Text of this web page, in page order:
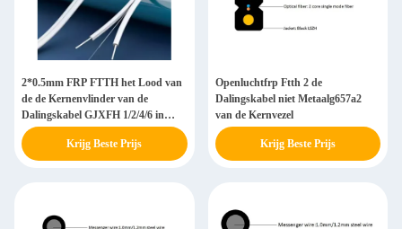
2*0.5mm FRP FTTH het Lood van
de de Kernenvlinder van de
Dalingskabel GJXFH 1/2/4/6 in
Optische Kabel
Krijg Beste Prijs
Openluchtfrp Ftth 2 de
Dalingskabel niet Metaalg657a2
van de Kernvezel
Krijg Beste Prijs